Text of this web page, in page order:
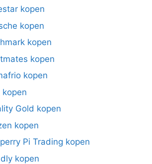
kopen
kopen
kopen
kopen
kopen
kopen
Gold kopen
kopen
Pi Trading kopen
kopen